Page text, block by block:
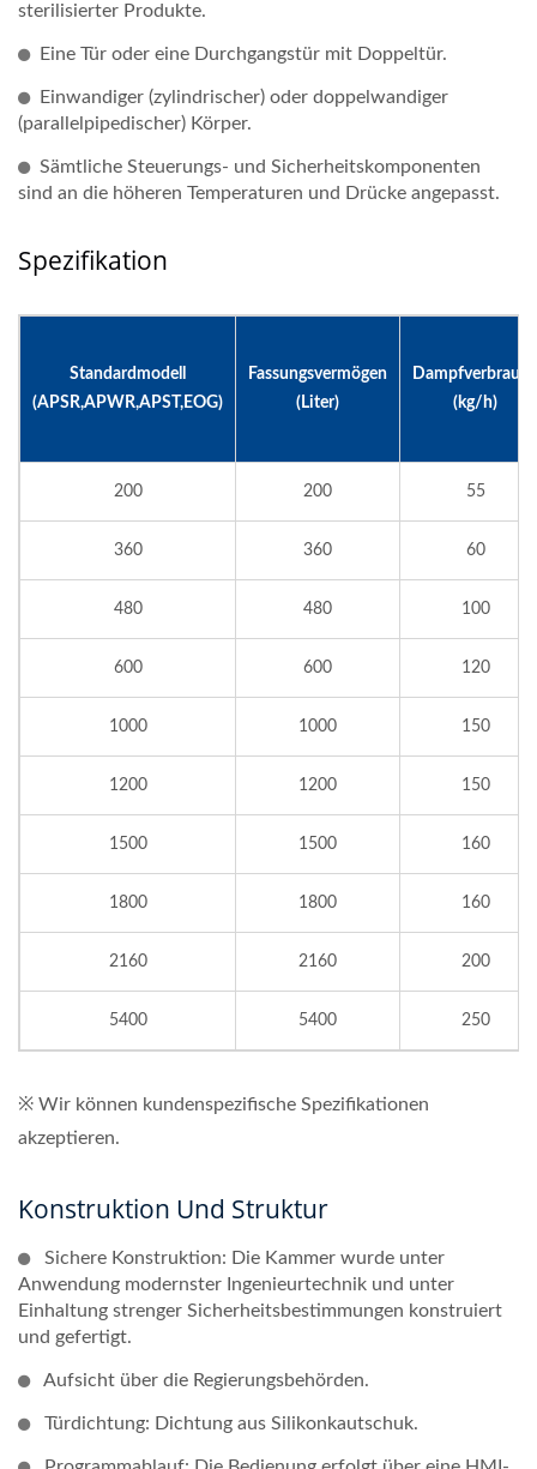
sterilisierter Produkte.
Eine Tür oder eine Durchgangstür mit Doppeltür.
Einwandiger (zylindrischer) oder doppelwandiger
(parallelpipedischer) Körper.
Sämtliche Steuerungs- und Sicherheitskomponenten
sind an die höheren Temperaturen und Drücke angepasst.
Spezifikation
Standardmodell
(APSR,APWR,APST,EOG)
Fassungsvermögen
(Liter)
Dampfverbrauch
(kg/h)
200 200 55
360 360 60
480 480 100
600 600 120
1000 1000 150
1200 1200 150
1500 1500 160
1800 1800 160
2160 2160 200
5400 5400 250
※ Wir können kundenspezifische Spezifikationen
akzeptieren.
Konstruktion Und Struktur
Sichere Konstruktion: Die Kammer wurde unter
Anwendung modernster Ingenieurtechnik und unter
Einhaltung strenger Sicherheitsbestimmungen konstruiert
und gefertigt.
Aufsicht über die Regierungsbehörden.
Türdichtung: Dichtung aus Silikonkautschuk.